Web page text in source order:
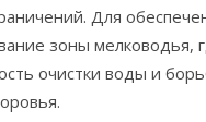
Для
зоны
очистки воды и